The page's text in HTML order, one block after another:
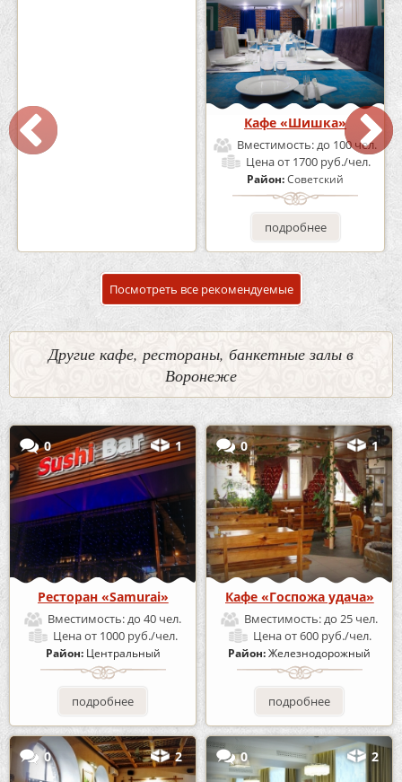
Кафе-Бар Бермуды
Вместимость:
Кафе «Шишка»
Вместимость:до 100 чел.
Ценаот 1700 руб./чел.
Район:Советский
подробнее
Посмотреть все рекомендуемые
Другие кафе, рестораны, банкетные залы в
Воронеже
0 1
Ресторан «Samurai»
Вместимость:до 40 чел.
Ценаот 1000 руб./чел.
Район: Центральный
подробнее
0 1
Кафе «Госпожа удача»
Вместимость:до 25 чел.
Ценаот 600 руб./чел.
Район:Железнодорожный
подробнее
0 2 0 2